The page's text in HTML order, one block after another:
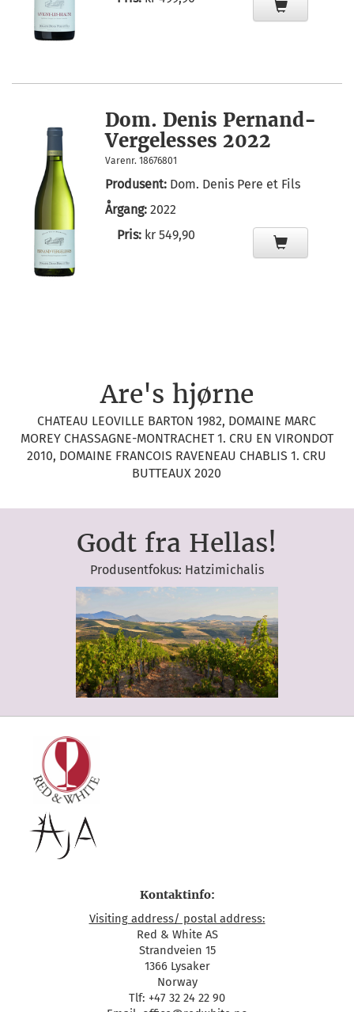
Dom. Denis Pernand-
Vergelesses 2022
Varenr. 18676801
Produsent: Dom. Denis Pere et Fils
Årgang: 2022
Pris: kr 549,90
Are's hjørne
CHATEAU LEOVILLE BARTON 1982, DOMAINE MARC
MOREY CHASSAGNE-MONTRACHET 1. CRU EN VIRONDOT
2010, DOMAINE FRANCOIS RAVENEAU CHABLIS 1. CRU
BUTTEAUX 2020
Godt fra Hellas!
Produsentfokus: Hatzimichalis
Kontaktinfo:
Visiting address/ postal address:
Red & White AS
Strandveien 15
1366 Lysaker
Norway
Tlf: +47 32 24 22 90